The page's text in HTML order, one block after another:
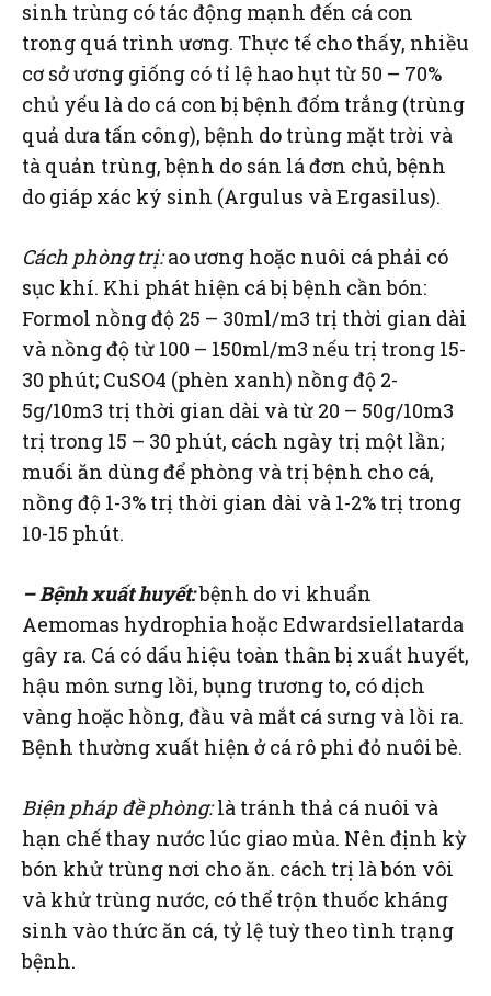
sinh trùng có tác động mạnh đến cá con
trong quá trình ương. Thực tế cho thấy, nhiều
cơ sở ương giống có tỉ lệ hao hụt từ 50 – 70%
chủ yếu là do cá con bị bệnh đốm trắng (trùng
quả dưa tấn công), bệnh do trùng mặt trời và
tà quản trùng, bệnh do sán lá đơn chủ, bệnh
do giáp xác ký sinh (Argulus và Ergasilus).
Cách phòng trị:ao ương hoặc nuôi cá phải có
sục khí. Khi phát hiện cá bị bệnh cần bón:
Formol nồng độ 25 – 30ml/m3 trị thời gian dài
và nồng độ từ 100 – 150ml/m3 nếu trị trong 15-
30 phút; CuSO4 (phèn xanh) nồng độ 2-
5g/10m3 trị thời gian dài và từ 20 – 50g/10m3
trị trong 15 – 30 phút, cách ngày trị một lần;
muối ăn dùng để phòng và trị bệnh cho cá,
nồng độ 1-3% trị thời gian dài và 1-2% trị trong
10-15 phút.
– Bệnh xuất huyết:bệnh do vi khuẩn
Aemomas hydrophia hoặc Edwardsiellatarda
gây ra. Cá có dấu hiệu toàn thân bị xuất huyết,
hậu môn sưng lồi, bụng trương to, có dịch
vàng hoặc hồng, đầu và mắt cá sưng và lồi ra.
Bệnh thường xuất hiện ở cá rô phi đỏ nuôi bè.
Biện pháp đề phòng:là tránh thả cá nuôi và
hạn chế thay nước lúc giao mùa. Nên định kỳ
bón khử trùng nơi cho ăn. cách trị là bón vôi
và khử trùng nước, có thể trộn thuốc kháng
sinh vào thức ăn cá, tỷ lệ tuỳ theo tình trạng
bệnh.